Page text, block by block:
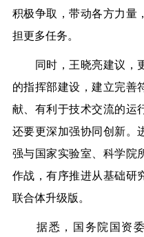
积极争取，带动各方力量
担更多任务。
同时，王晓亮建议，更
的指挥部建设，建立完善
献、有利于技术交流的运
还要更深加强协同创新。
强与国家实验室、科学院
作战，有序推进从基础研
联合体升级版。
据悉，国务院国资委